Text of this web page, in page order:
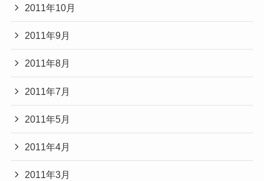
2011年10月
2011年9月
2011年8月
2011年7月
2011年5月
2011年4月
2011年3月